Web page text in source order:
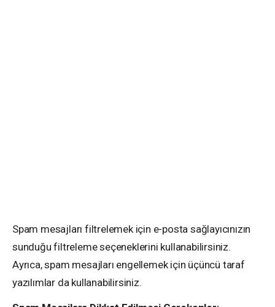
Spam mesajları filtrelemek için e-posta sağlayıcınızın
sunduğu filtreleme seçeneklerini kullanabilirsiniz.
Ayrıca, spam mesajları engellemek için üçüncü taraf
yazılımlar da kullanabilirsiniz.